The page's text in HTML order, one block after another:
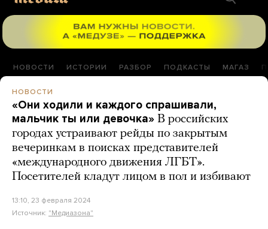
НОВОСТИ ИСТОРИИ РАЗБОР ПОДКАСТЫ МАГАЗ
НОВОСТИ
«Они ходили и каждого спрашивали,
мальчик ты или девочка» В российских
городах устраивают рейды по закрытым
вечеринкам в поисках представителей
«международного движения ЛГБТ».
Посетителей кладут лицом в пол и избивают
13:10, 23 февраля 2024
Источник: "Медиазона"